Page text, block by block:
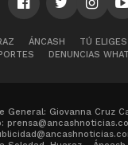
ÁNCASH TÚ
DENUNCIAS
General: Giovanna Cruz